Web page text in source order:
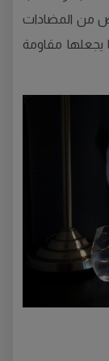
من المضادات
يجعلها مقاومة